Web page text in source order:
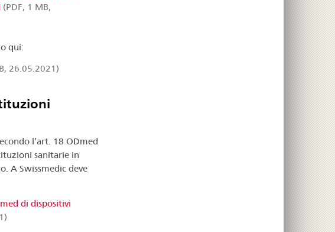
(PDF, 1 MB,
qui:
26.05.2021)
l’art. 18 ODmed
sanitarie in
A Swissmedic deve
di dispositivi